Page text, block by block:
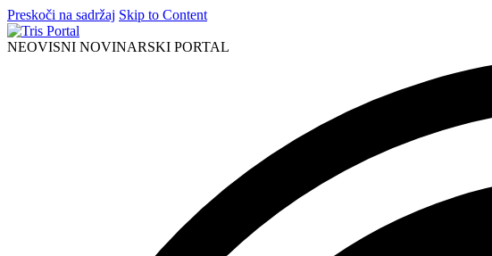
Preskoči na sadržaj Skip to Content
NEOVISNI NOVINARSKI PORTAL